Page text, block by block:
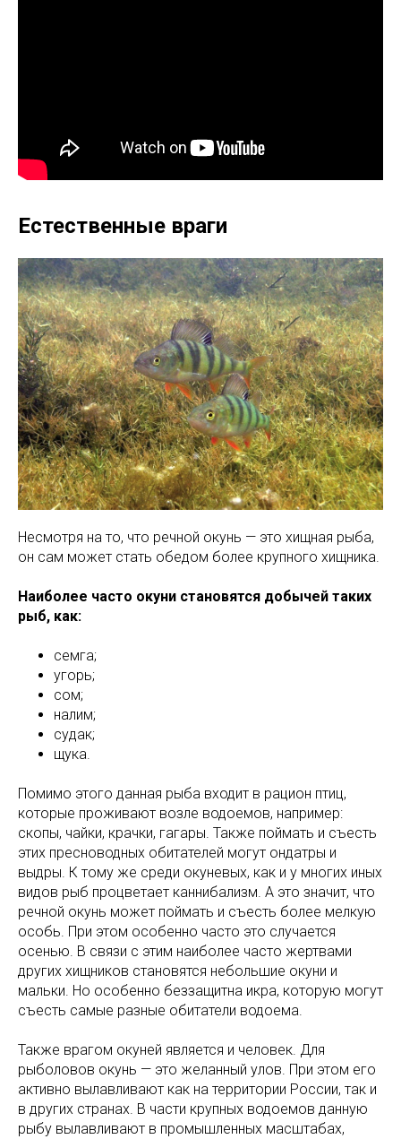
Естественные враги
Несмотря на то, что речной окунь — это хищная рыба,
он сам может стать обедом более крупного хищника.
Наиболее часто окуни становятся добычей таких
рыб, как:
семга;
угорь;
сом;
налим;
судак;
щука.
Помимо этого данная рыба входит в рацион птиц,
которые проживают возле водоемов, например:
скопы, чайки, крачки, гагары. Также поймать и съесть
этих пресноводных обитателей могут ондатры и
выдры. К тому же среди окуневых, как и у многих иных
видов рыб процветает каннибализм. А это значит, что
речной окунь может поймать и съесть более мелкую
особь. При этом особенно часто это случается
осенью. В связи с этим наиболее часто жертвами
других хищников становятся небольшие окуни и
мальки. Но особенно беззащитна икра, которую могут
съесть самые разные обитатели водоема.
Также врагом окуней является и человек. Для
рыболовов окунь — это желанный улов. При этом его
активно вылавливают как на территории России, так и
в других странах. В части крупных водоемов данную
рыбу вылавливают в промышленных масштабах,